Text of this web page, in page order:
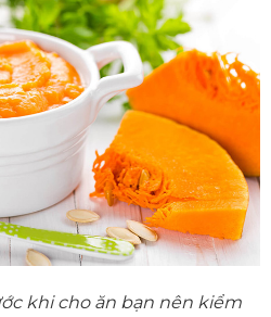
khi cho ăn bạn nên kiểm